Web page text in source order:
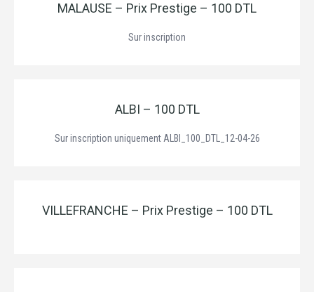
MALAUSE – Prix Prestige – 100 DTL
Sur inscription
ALBI – 100 DTL
Sur inscription uniquement ALBI_100_DTL_12-04-26
VILLEFRANCHE – Prix Prestige – 100 DTL